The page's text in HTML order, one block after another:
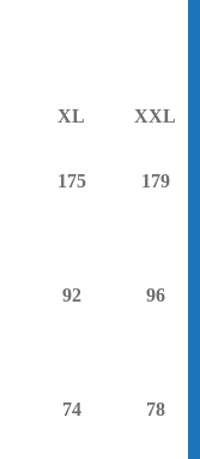
XL XXL
175 179
92 96
74 78